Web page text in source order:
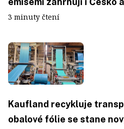
3 minuty čtení
Kaufland recykluje
obalové fólie se stane